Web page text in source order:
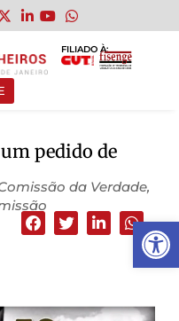
Abrir
FILIADO À:
pedido de
da Verdade,